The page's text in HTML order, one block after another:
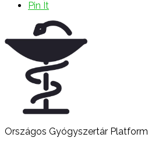
Pin It
Országos Gyógyszertár Platform